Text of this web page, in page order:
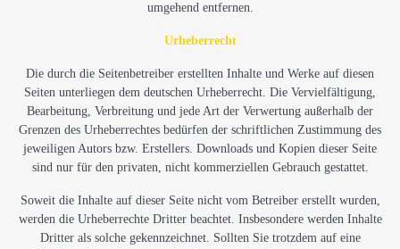
umgehend entfernen.
Urheberrecht
Die durch die Seitenbetreiber erstellten Inhalte und Werke auf diesen
Seiten unterliegen dem deutschen Urheberrecht. Die Vervielfältigung,
Bearbeitung, Verbreitung und jede Art der Verwertung außerhalb der
Grenzen des Urheberrechtes bedürfen der schriftlichen Zustimmung des
jeweiligen Autors bzw. Erstellers. Downloads und Kopien dieser Seite
sind nur für den privaten, nicht kommerziellen Gebrauch gestattet.
Soweit die Inhalte auf dieser Seite nicht vom Betreiber erstellt wurden,
werden die Urheberrechte Dritter beachtet. Insbesondere werden Inhalte
Dritter als solche gekennzeichnet. Sollten Sie trotzdem auf eine